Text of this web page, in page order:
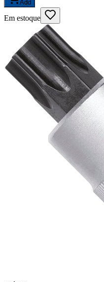
Add
Em estoque